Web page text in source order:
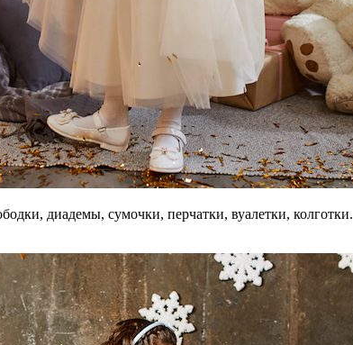
диадемы, сумочки, перчатки, вуалетки, колготки.